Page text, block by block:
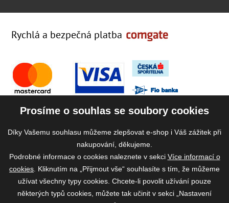
Rychlá a bezpečná platba
Prosíme o souhlas se soubory cookies
Díky Vašemu souhlasu můžeme zlepšovat e-shop i Váš zážitek při
nakupování, děkujeme.
Podrobné informace o cookies naleznete v sekci Více informací o
cookies . Kliknutím na „Přijmout vše“ souhlasíte s tím, že můžeme
užívat všechny typy cookies. Chcete-li povolit užívání pouze
některých typů cookies, můžete tak učinit v sekci „Nastavení